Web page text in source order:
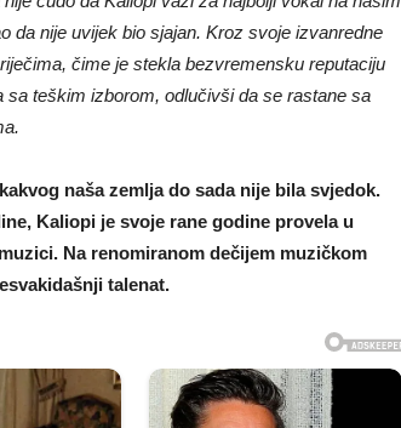
da nije uvijek bio sjajan. Kroz svoje izvanredne
čime je stekla bezvremensku reputaciju
teškim izborom, odlučivši da se rastane sa
naša zemlja do sada nije bila svjedok.
Kaliopi je svoje rane godine provela u
Na renomiranom dečijem muzičkom
talenat.